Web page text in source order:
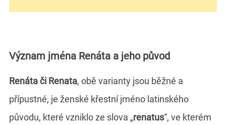
Význam jména Renáta a jeho původ
Renáta či Renata, obě varianty jsou běžné a
přípustné, je ženské křestní jméno latinského
původu, které vzniklo ze slova „renatus“, ve kterém